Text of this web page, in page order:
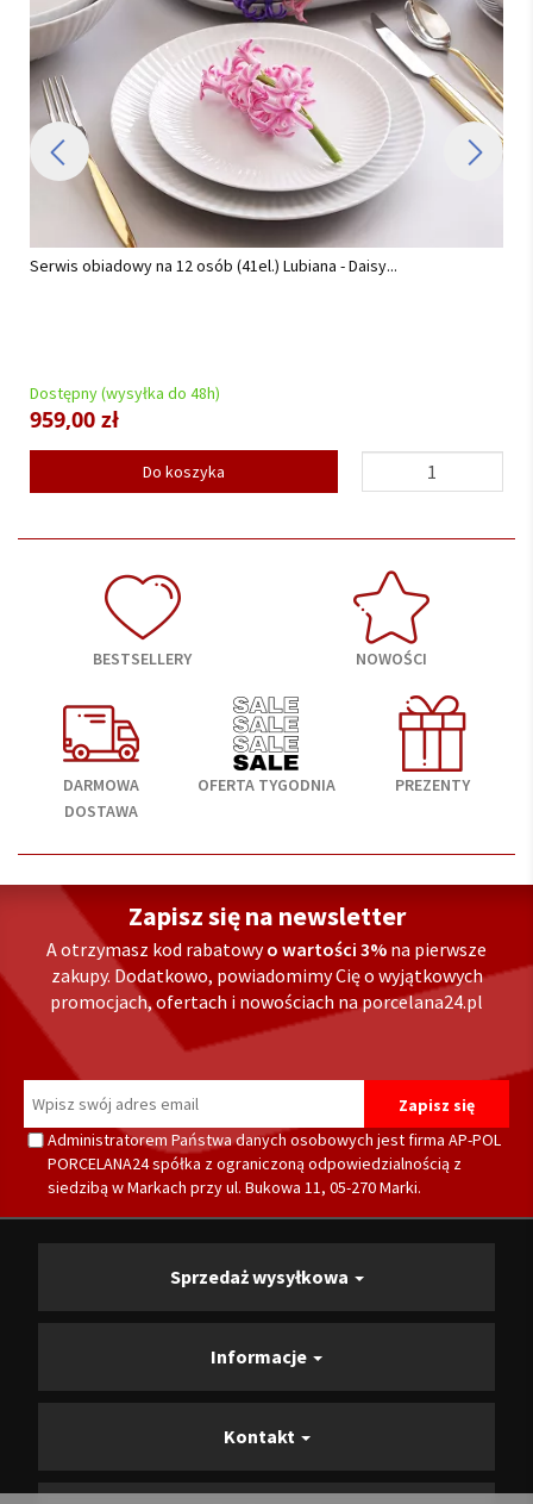
Daisy...
Serwis obiadowy na 12 osób (42el.) Chodzież -
Dostępny (wysyłka do 48h)
BESTSELLERY NOWOŚCI
DARMOWA
DOSTAWA
OFERTA TYGODNIA PREZENTY
Zapisz się na newsletter
A otrzymasz kod rabatowyo wartości 3% na pierwsze
zakupy. Dodatkowo, powiadomimy Cię o wyjątkowych
promocjach, ofertach i nowościach na porcelana24.pl
Administratorem Państwa danych osobowych jest firma AP-POL
PORCELANA24 spółka z ograniczoną odpowiedzialnością z
siedzibą w Markach przy ul. Bukowa 11, 05-270 Marki.
Sprzedaż wysyłkowa
Informacje
Kontakt